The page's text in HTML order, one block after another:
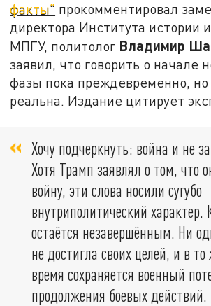
факты" прокомментировал
директора Института истории
МПГУ, политолог Владимир
заявил, что говорить о начале
фазы пока преждевременно, но
реальна. Издание цитирует
Хочу подчеркнуть: война и не
Хотя Трамп заявлял о том, что
войну, эти слова носили сугубо
внутриполитический характер.
остаётся незавершённым. Ни
не достигла своих целей, и в
время сохраняется военный
продолжения боевых действий.